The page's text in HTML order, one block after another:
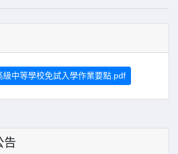
級中等學校免試入學作業要點.pdf
告